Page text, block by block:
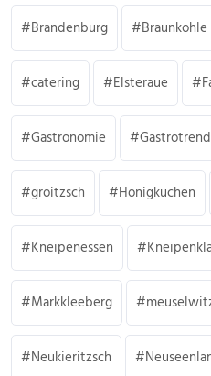
Brandenburg Braunkohle
catering Elsteraue
Gastronomie
groitzsch Honigkuchen
Kneipenessen
Markkleeberg
Neukieritzsch